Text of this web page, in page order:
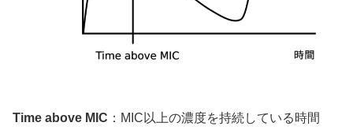
Time above MIC ：MIC以上の濃度を持続している時間